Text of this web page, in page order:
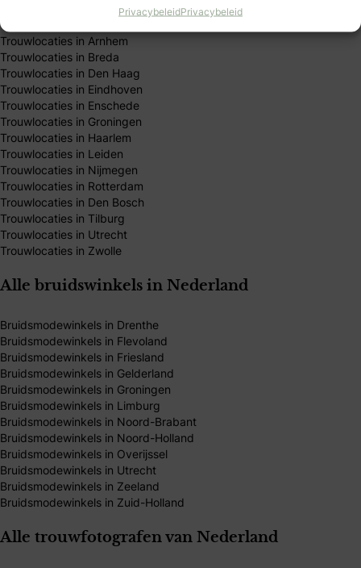
PrivacybeleidPrivacybeleid
Trouwlocaties in Amsterdam
Trouwlocaties in Apeldoorn
Trouwlocaties in Arnhem
Trouwlocaties in Breda
Trouwlocaties in Den Haag
Trouwlocaties in Eindhoven
Trouwlocaties in Enschede
Trouwlocaties in Groningen
Trouwlocaties in Haarlem
Trouwlocaties in Leiden
Trouwlocaties in Nijmegen
Trouwlocaties in Rotterdam
Trouwlocaties in Den Bosch
Trouwlocaties in Tilburg
Trouwlocaties in Utrecht
Trouwlocaties in Zwolle
Alle bruidswinkels in Nederland
Bruidsmodewinkels in Drenthe
Bruidsmodewinkels in Flevoland
Bruidsmodewinkels in Friesland
Bruidsmodewinkels in Gelderland
Bruidsmodewinkels in Groningen
Bruidsmodewinkels in Limburg
Bruidsmodewinkels in Noord-Brabant
Bruidsmodewinkels in Noord-Holland
Bruidsmodewinkels in Overijssel
Bruidsmodewinkels in Utrecht
Bruidsmodewinkels in Zeeland
Bruidsmodewinkels in Zuid-Holland
Alle trouwfotografen van Nederland